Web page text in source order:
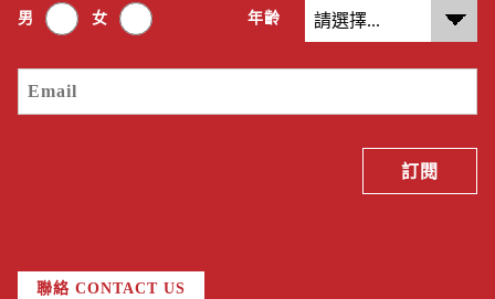
男 女 年齡
聯絡 CONTACT US